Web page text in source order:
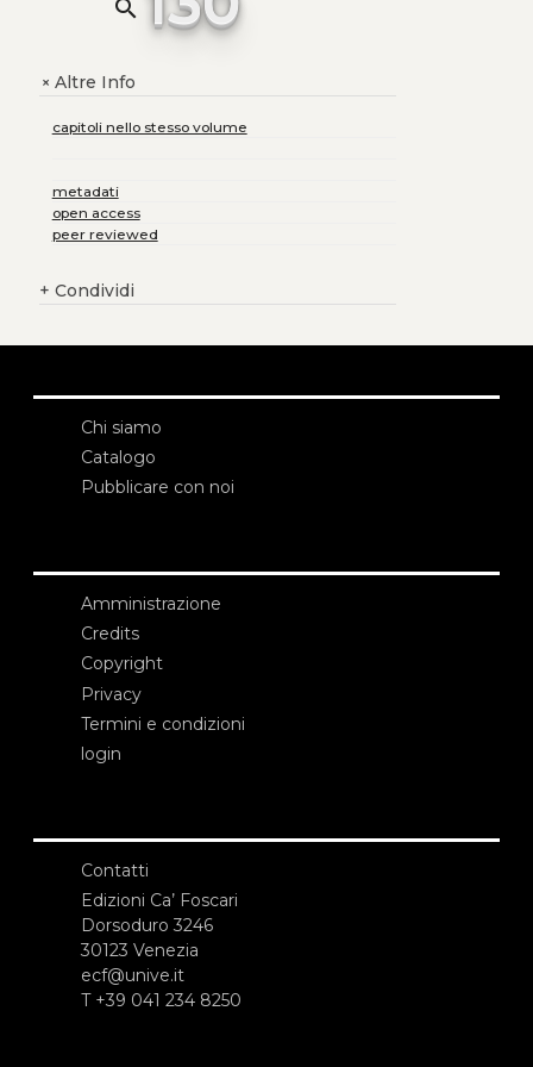
search
+Altre Info
capitoli nello stesso volume
metadati
open access
peer reviewed
+ Condividi
Chi siamo
Catalogo
Pubblicare con noi
Amministrazione
Credits
Copyright
Privacy
Termini e condizioni
login
Contatti
Edizioni Ca’ Foscari
Dorsoduro 3246
30123 Venezia
ecf@unive.it
T +39 041 234 8250